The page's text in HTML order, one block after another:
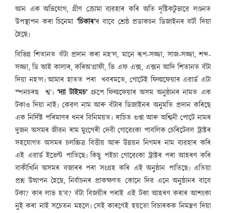
আন এক অভিযোগ, গ্ৰীণ ক্ৰোমা ব্যৱহাৰ কৰি অতি দৃষ্টিকটুভাৱে লণ্ডনত
উপস্থাপন কৰা চিনেমা ‘চিকাৰ’ৰ বাবে শ্ৰেষ্ঠ প্ৰডাকচন ডিজাইনৰ বটাঁ দিয়া
হৈছে৷
বিভিন্ন শিতানত বঁটা প্ৰদান কৰা নহ’ল, মানে ৰূপ-সজ্জা, সাজ-সজ্জা, শব্দ-
সজ্জা, ডি আই কালাৰ, কৰিঅ’গ্ৰাফী, ভি এফ এক্স, এক্সন আদি শিতানত বঁটা
দিয়া নহ’ল৷ আমাৰ হাতত পৰা খবৰমতে, গোটেই ফিল্মফেয়াৰ এৱাৰ্ড এটা
স্পনচৰছ শ্ব’৷‘দ্যা টাইমচ’গ্ৰুপে ফিল্মফেয়াৰ অসম অনুষ্ঠানৰ নামত এক
টকাও দিয়া নাই৷ কেৱল নাম আৰু বঁটাৰ ডিজাইনৰ অনুমতি প্ৰদান কৰিছে
এক নিৰ্দিষ্ট পৰিমাণৰ ধনৰ বিনিময়ত৷ ৰাচিত গুপ্তা আৰু অশ্বিনী পোটে নামৰ
দুজন অসমৰ জীৱন ৰাম মুংগেৰী দেবী গোৱেংকা পাবলিক চেৰিটেবল ট্ৰাষ্টৰ
সহযোগত অসমৰ চলচ্চিত্ৰ বিত্তীয় আৰু উন্নয়ন নিগমৰ নাম ব্যৱহাৰ কৰি
এই এৱাৰ্ড ইভেণ্ট পাতিছে৷ কিছু পইচা গোৱেংকা ট্ৰাষ্টৰ পৰা আহৰণ কৰি
বাকীখিনি অসমৰ বজাৰৰ পৰা সংগ্ৰহ কৰি এই অনুষ্ঠান পাতিছে৷ এতিয়া
প্ৰশ্ন উত্থাপন হৈছে, নিৰ্বাচনৰ প্ৰাকক্ষণত কোনে দিৱ এনে অনুষ্ঠানৰ বাবে
টকা? কাৰ লাভ হ’ব? বঁটা বিজয়ীৰ পৰাই এই টকা আহৰণ কৰাৰ আশংকা
নুই কৰা নাই সচেতন মহলে৷ সেই কাৰণেই হয়তো বিচাৰকক নিমন্ত্ৰণ দিয়া